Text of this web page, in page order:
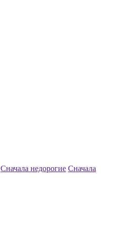
Сначала недорогие Сначала